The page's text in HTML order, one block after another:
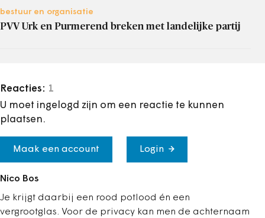
bestuur en organisatie
PVV Urk en Purmerend breken met landelijke partij
Reacties: 1
U moet ingelogd zijn om een reactie te kunnen
plaatsen.
Maak een account Login
Nico Bos
Je krijgt daarbij een rood potlood én een
vergrootglas. Voor de privacy kan men de achternaam